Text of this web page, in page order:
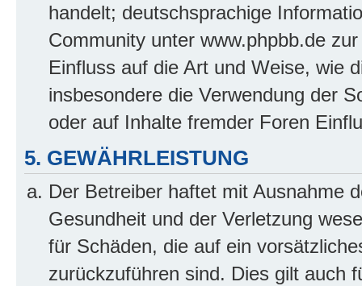
handelt; deutschsprachige
Community unter www.phpbb.de
Einfluss auf die Art und Weise, wie
insbesondere die Verwendung der
oder auf Inhalte fremder Foren
5. GEWÄHRLEISTUNG
Der Betreiber haftet mit Ausnahme
Gesundheit und der Verletzung
für Schäden, die auf ein
zurückzuführen sind. Dies gilt auch